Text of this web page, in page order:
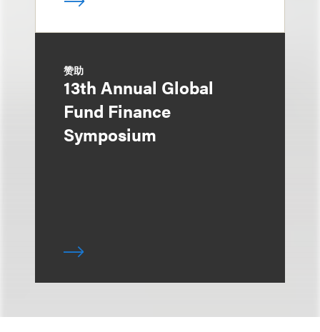
赞助
13th Annual Global
Fund Finance
Symposium